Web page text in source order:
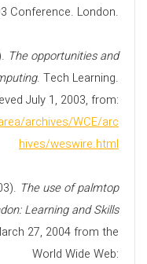
Conference. London.
The opportunities and
. Tech Learning.
July 1, 2003, from:
archives/WCE/arc
hives/weswire.html
The use of palmtop
Learning and Skills
27, 2004 from the
World Wide Web: